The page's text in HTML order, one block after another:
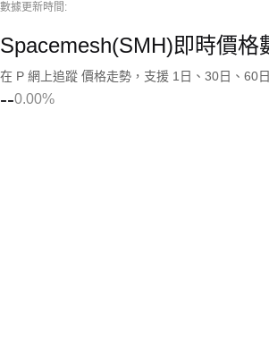
數據更新時間:
Spacemesh(SMH)即時價格
在 P 網上追蹤 價格走勢，支援 1日、30日、60
--0.00%